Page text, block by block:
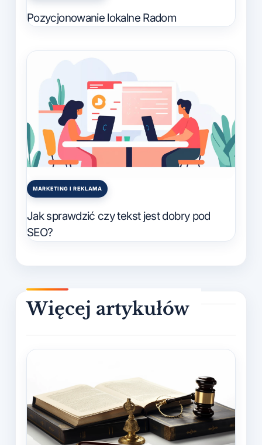
Pozycjonowanie lokalne Radom
Posted
MARKETING I REKLAMA
Jak sprawdzić czy tekst jest dobry pod
SEO?